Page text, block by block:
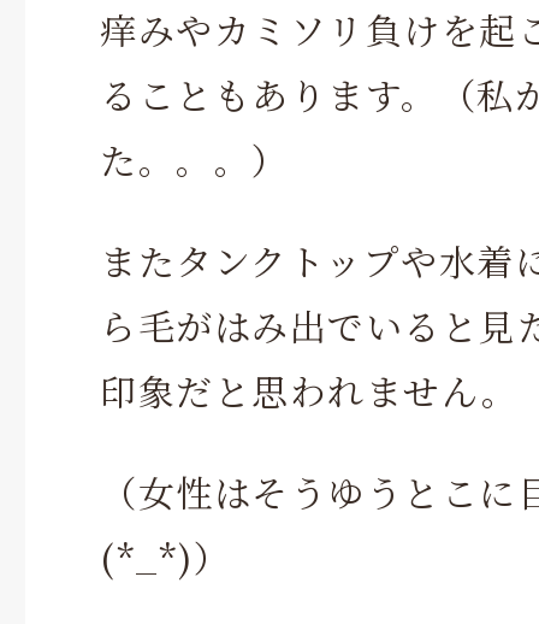
痒みやカミソリ負けを起
ることもあります。（私
た。。。）
またタンクトップや水着
ら毛がはみ出でいると見
印象だと思われません。
（女性はそうゆうとこ
(*_*)）